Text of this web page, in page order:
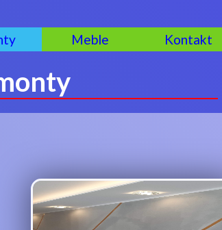
Meble Kontakt